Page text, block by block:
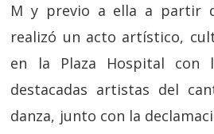
M y previo a ella a partir
realizó un acto artístico,
en la Plaza Hospital con
destacadas artistas del
danza, junto con la